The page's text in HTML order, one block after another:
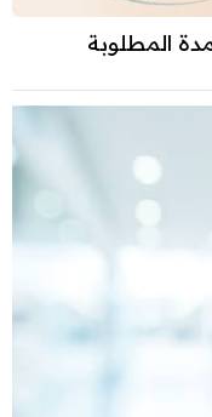
المطلوبة